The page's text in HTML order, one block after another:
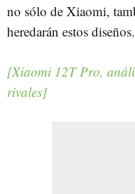
no sólo de Xiaomi,
heredarán estos diseños.
[Xiaomi 12T Pro,
rivales]